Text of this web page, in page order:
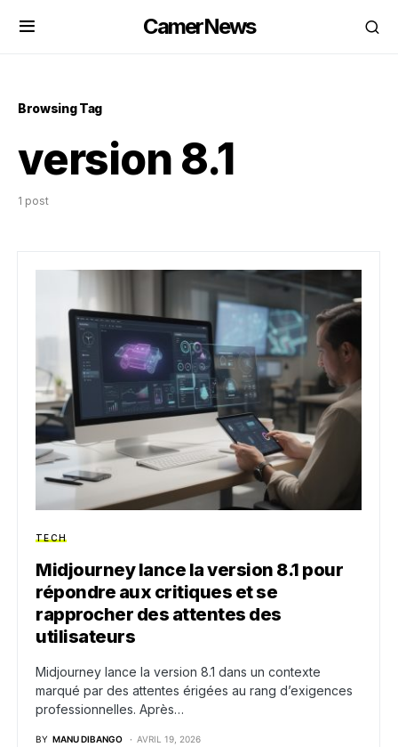
CamerNews
Browsing Tag
version 8.1
1 post
TECH
Midjourney lance la version 8.1 pour
répondre aux critiques et se
rapprocher des attentes des
utilisateurs
Midjourney lance la version 8.1 dans un contexte
marqué par des attentes érigées au rang d’exigences
professionnelles. Après…
BY MANU DIBANGO AVRIL 19, 2026